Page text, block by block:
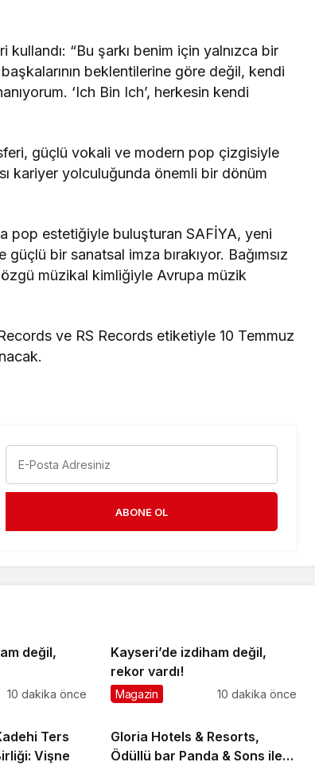
“Bu şarkı benim için yalnızca bir
beklentilerine göre değil, kendi
‘Ich Bin Ich’, herkesin kendi
güçlü vokali ve modern pop çizgisiyle
kariyer yolculuğunda önemli bir dönüm
pop estetiğiyle buluşturan SAFİYA, yeni
bir sanatsal imza bırakıyor. Bağımsız
özgü müzikal kimliğiyle Avrupa müzik
ve RS Records etiketiyle 10 Temmuz
ABONE OL
değil,
10 dakika önce
Kayseri’de izdiham değil,
rekor vardı!
Magazin 10 dakika önce
Ters
Vişne
Gloria Hotels & Resorts,
Ödüllü bar Panda & Sons ile